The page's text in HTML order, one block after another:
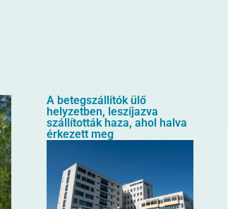
A betegszállítók ülő
helyzetben, leszíjazva
szállították haza, ahol halva
érkezett meg